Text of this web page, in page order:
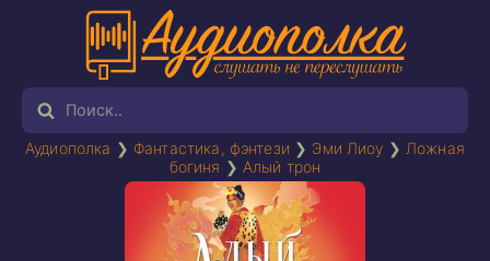
Аудиополка ❯ Фантастика, фэнтези ❯ Эми Лиоу ❯ Ложная
богиня ❯ Алый трон